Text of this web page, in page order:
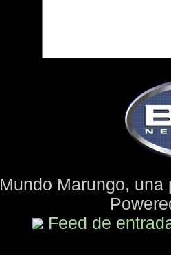
Mundo Marungo,
Feed de